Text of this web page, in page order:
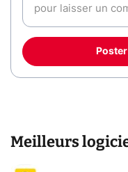
Meilleurs